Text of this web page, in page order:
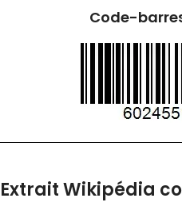
Code-
Extrait Wikipédia